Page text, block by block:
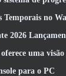
Temporais no
2026
visão do jogo em
para o PC